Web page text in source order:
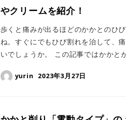
やクリームを紹介！
歩くと痛みが出るほどのかかとのひ
ね。すぐにでもひび割れを治して、
いでしょうか。 この記事ではかか
yurin 2023年3月27日